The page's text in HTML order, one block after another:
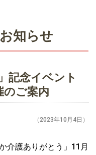
知らせ
記念イベント
のご案内
（2023年10月4日）
介護ありがとう」11月